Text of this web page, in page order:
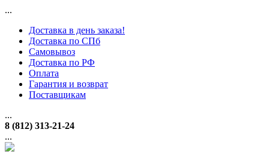
...
Доставка в день заказа!
Доставка по СПб
Самовывоз
Доставка по РФ
Оплата
Гарантия и возврат
Поставщикам
...
8 (812) 313-21-24
...